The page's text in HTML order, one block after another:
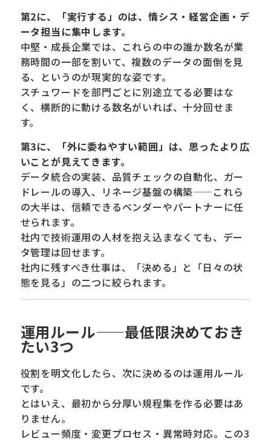
第2に、「実行する」のは、情シス・経営企画・デ
ータ担当に集中します。
中堅・成長企業では、これらの中の誰か数名が業
務時間の一部を割いて、複数のデータの面倒を見
る、というのが現実的な姿です。
スチュワードを部門ごとに別途立てる必要はな
く、横断的に動ける数名がいれば、十分回せま
す。
第3に、「外に委ねやすい範囲」は、思ったより広
いことが見えてきます。
データ統合の実装、品質チェックの自動化、ガー
ドレールの導入、リネージ基盤の構築——これら
の大半は、信頼できるベンダーやパートナーに任
せられます。
社内で技術運用の人材を抱え込まなくても、デー
タ管理は回せます。
社内に残すべき仕事は、「決める」と「日々の状
態を見る」の二つに絞られます。
運用ルール——最低限決めておき
たい3つ
役割を明文化したら、次に決めるのは運用ルール
です。
とはいえ、最初から分厚い規程集を作る必要はあ
りません。
レビュー頻度・変更プロセス・異常時対応。この3